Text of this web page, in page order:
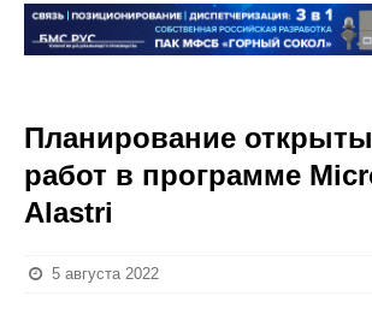
Планирование
работ в программе
Alastri
5 августа 2022